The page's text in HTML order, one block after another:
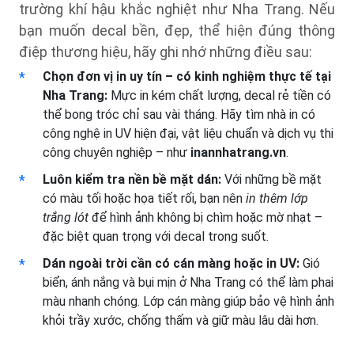
trường khí hậu khắc nghiệt như Nha Trang. Nếu
bạn muốn decal bền, đẹp, thể hiện đúng thông
điệp thương hiệu, hãy ghi nhớ những điều sau:
Chọn đơn vị in uy tín – có kinh nghiệm thực tế tại
Nha Trang: Mực in kém chất lượng, decal rẻ tiền có
thể bong tróc chỉ sau vài tháng. Hãy tìm nhà in có
công nghệ in UV hiện đại, vật liệu chuẩn và dịch vụ thi
công chuyên nghiệp – như inannhatrang.vn.
Luôn kiểm tra nền bề mặt dán: Với những bề mặt
có màu tối hoặc họa tiết rối, bạn nên in thêm lớp
trắng lót để hình ảnh không bị chìm hoặc mờ nhạt –
đặc biệt quan trọng với decal trong suốt.
Dán ngoài trời cần có cán màng hoặc in UV: Gió
biển, ánh nắng và bụi mịn ở Nha Trang có thể làm phai
màu nhanh chóng. Lớp cán màng giúp bảo vệ hình ảnh
khỏi trầy xước, chống thấm và giữ màu lâu dài hơn.